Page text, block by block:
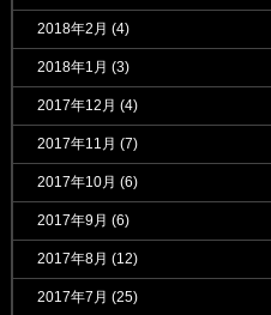
2018年2月 (4)
2018年1月 (3)
2017年12月 (4)
2017年11月 (7)
2017年10月 (6)
2017年9月 (6)
2017年8月 (12)
2017年7月 (25)